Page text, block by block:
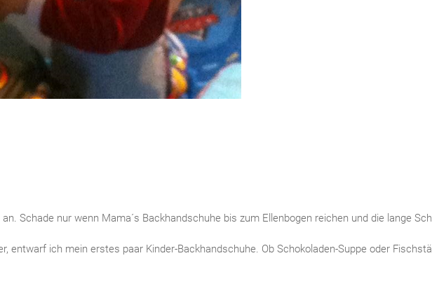
Schade nur wenn Mama´s Backhandschuhe bis zum Ellenbogen reichen und die lange
entwarf ich mein erstes paar Kinder-Backhandschuhe. Ob Schokoladen-Suppe oder